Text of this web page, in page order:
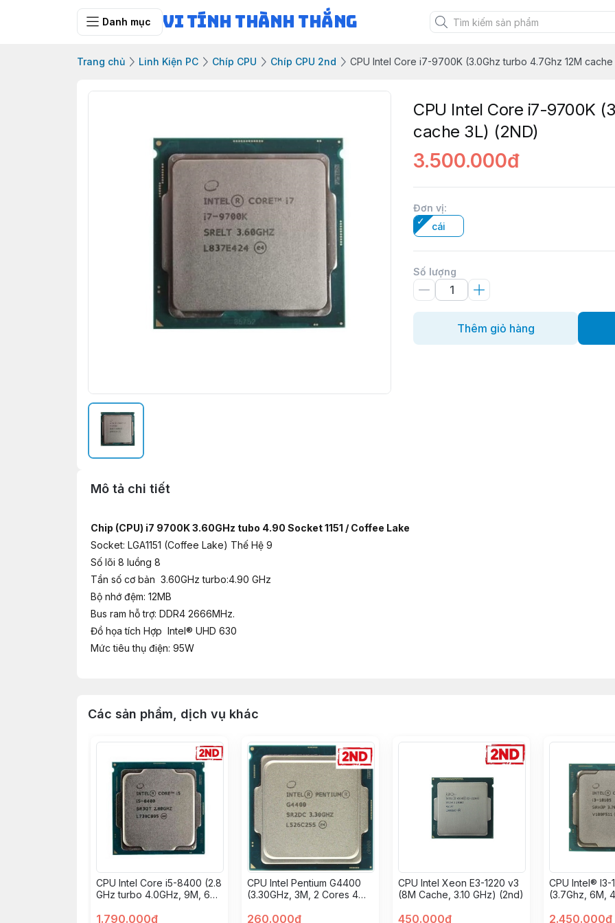
Danh mục Vi Tính Thành Thắng
Trang chủ Linh Kiện PC Chíp CPU Chíp CPU 2nd CPU Intel Core i7-9700K (3.0Ghz turbo 4.7Ghz 12M cache
CPU Intel Core i7-9700K
cache 3L) (2ND)
3.500.000đ
Đơn vị:
cái
Số lượng
Thêm giỏ hàng
Mô tả chi tiết
Chip (CPU) i7 9700K 3.60GHz tubo 4.90 Socket 1151 / Coffee Lake
Socket: LGA1151 (Coffee Lake) Thế Hệ 9
Số lõi 8 luồng 8
Tần số cơ bản 3.60GHz turbo:4.90 GHz
Bộ nhớ đệm: 12MB
Bus ram hỗ trợ: DDR4 2666MHz.
Đồ họa tích Hợp Intel® UHD 630
Mức tiêu thụ điện: 95W
Các sản phẩm, dịch vụ khác
CPU Intel Core i5-8400 (2.8
GHz turbo 4.0GHz, 9M, 6
1.790.000đ
CPU Intel Pentium G4400
(3.30GHz, 3M, 2 Cores 4
260.000đ
CPU Intel Xeon E3-1220 v3
(8M Cache, 3.10 GHz) (2nd)
450.000đ
CPU Intel® I3-
(3.7Ghz, 6M,
2.450.000đ